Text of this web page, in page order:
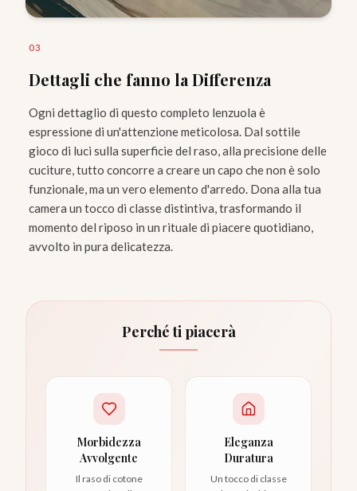
03
Dettagli che fanno la Differenza
Ogni dettaglio di questo completo lenzuola è
espressione di un'attenzione meticolosa. Dal sottile
gioco di luci sulla superficie del raso, alla precisione delle
cuciture, tutto concorre a creare un capo che non è solo
funzionale, ma un vero elemento d'arredo. Dona alla tua
camera un tocco di classe distintiva, trasformando il
momento del riposo in un rituale di piacere quotidiano,
avvolto in pura delicatezza.
Perché ti piacerà
Morbidezza
Avvolgente
Il raso di cotone
Eleganza
Duratura
Un tocco di classe